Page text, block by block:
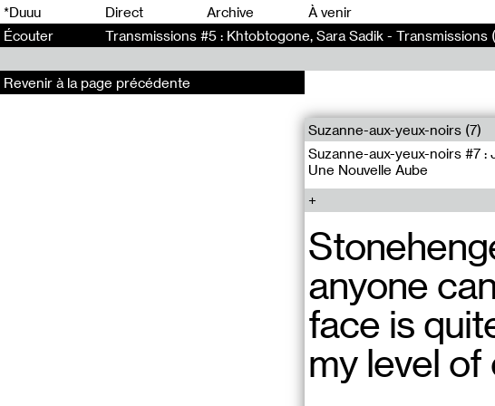
*Duuu Direct Archive À venir
Écouter
Transmissions #5 : Khtobtogone, Sara Sadik - Transmissions
Suzanne-aux-yeux-noirs (7)
Suzanne-aux-yeux-noirs #7 :
Une Nouvelle Aube
anyone
face is
my level of
Revenir à la page précédente